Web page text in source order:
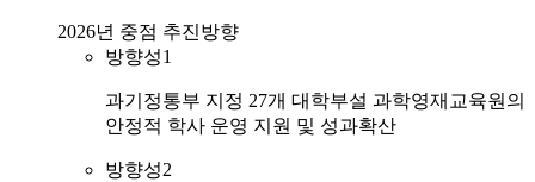
2026년 중점 추진방향
방향성1
과기정통부 지정 27개 대학부설 과학영재교육원의
안정적 학사 운영 지원 및 성과확산
방향성2